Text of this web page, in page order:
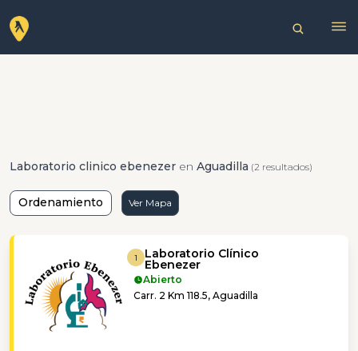
Laboratorio clinico ebenezer en Aguadilla (2 resultados)
Ordenamiento Ver Mapa
1 Laboratorio Clínico
Ebenezer
Abierto
Carr. 2 Km 118.5, Aguadilla